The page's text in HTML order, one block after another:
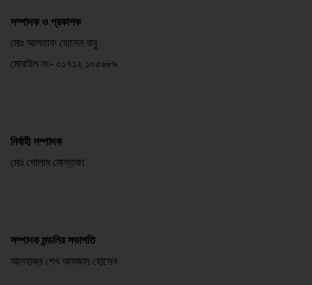
সম্পাদক ও প্রকাশক
মোঃ আলতাফ হোসেন বাবু
মোবাইল নং- ০১৭১২ ১০৫৬৮৯
নির্বাহী সম্পাদক
মোঃ গোলাম মোস্তফা
সম্পাদক মন্ডলির সভাপতি
আলহাজ্ব শেখ আমজাদ হোসেন